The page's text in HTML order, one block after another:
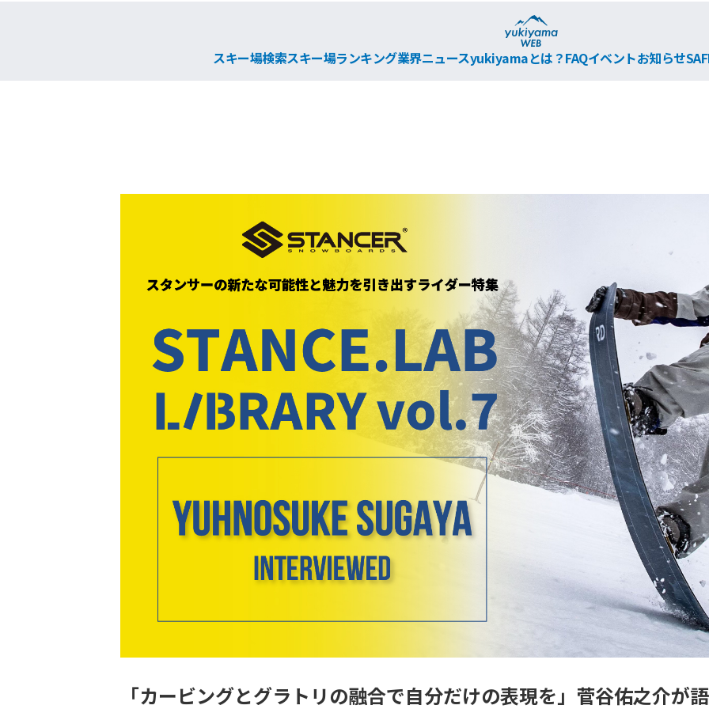
スキー場検索スキー場ランキング業界ニュースyukiyamaとは？FAQイベントお知らせ
「カービングとグラトリの融合で自分だけの表現を」菅谷佑之介が